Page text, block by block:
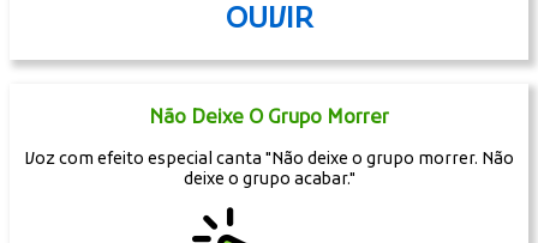
OUVIR
Não Deixe O Grupo Morrer
Voz com efeito especial canta "Não deixe o grupo morrer. Não
deixe o grupo acabar."